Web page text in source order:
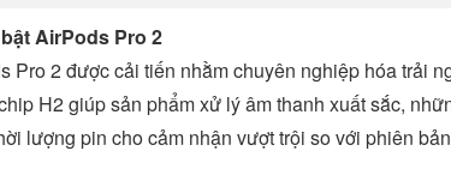
AirPods Pro 2
Pro 2 được cải tiến nhằm chuyên nghiệp hóa trải
H2 giúp sản phẩm xử lý âm thanh xuất sắc,
lượng pin cho cảm nhận vượt trội so với phiên